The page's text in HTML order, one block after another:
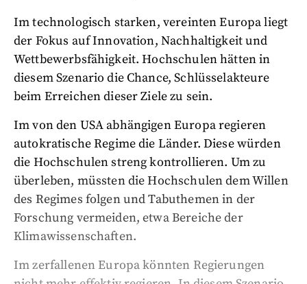
Im technologisch starken, vereinten Europa liegt
der Fokus auf Innovation, Nachhaltigkeit und
Wettbewerbsfähigkeit. Hochschulen hätten in
diesem Szenario die Chance, Schlüsselakteure
beim Erreichen dieser Ziele zu sein.
Im von den USA abhängigen Europa regieren
autokratische Regime die Länder. Diese würden
die Hochschulen streng kontrollieren. Um zu
überleben, müssten die Hochschulen dem Willen
des Regimes folgen und Tabuthemen in der
Forschung vermeiden, etwa Bereiche der
Klimawissenschaften.
Im zerfallenen Europa könnten Regierungen